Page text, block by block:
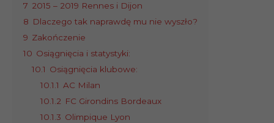
7 2015 – 2019 Rennes i Dijon
8 Dlaczego tak naprawdę mu nie wyszło?
9 Zakończenie
10 Osiągnięcia i statystyki:
10.1 Osiągnięcia klubowe:
10.1.1 AC Milan
10.1.2 FC Girondins Bordeaux
10.1.3 Olimpique Lyon